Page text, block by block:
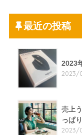
最近の投稿
2023
2023/
売上
っぱ
2023/